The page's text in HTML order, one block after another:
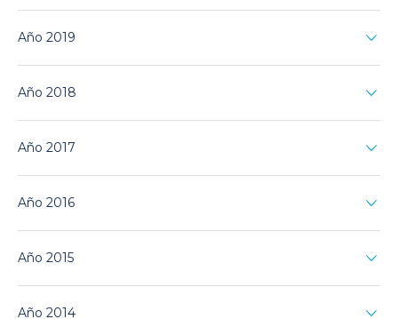
Año 2019
Año 2018
Año 2017
Año 2016
Año 2015
Año 2014